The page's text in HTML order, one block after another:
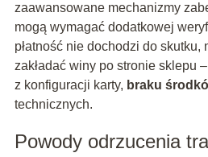
zaawansowane mechanizmy
mogą wymagać dodatkowej
płatność nie dochodzi do skutku,
zakładać winy po stronie sklepu
z konfiguracji karty, braku
technicznych.
Powody odrzucenia